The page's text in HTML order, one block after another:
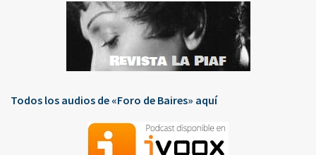
Todos los audios de «Foro de Baires» aquí